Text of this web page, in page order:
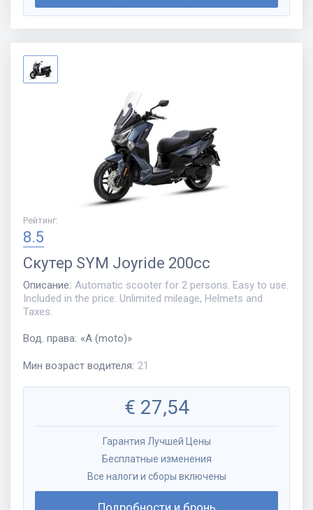
Рейтинг:
8.5
Скутер SYM Joyride 200cc
Описание: Automatic scooter for 2 persons. Easy to use.
Included in the price: Unlimited mileage, Helmets and
Taxes.
Вод. права: «A (moto)»
Мин возраст водителя: 21
€ 27,54
Гарантия Лучшей Цены
Бесплатные изменения
Все налоги и сборы включены
Подробности и бронь